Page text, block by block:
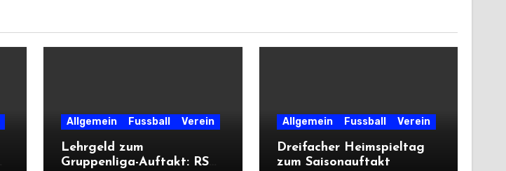
Allgemein Fussball Verein
Lehrgeld zum
Gruppenliga-Auftakt: RSV
Allgemein Fussball Verein
Dreifacher Heimspieltag
zum Saisonauftakt